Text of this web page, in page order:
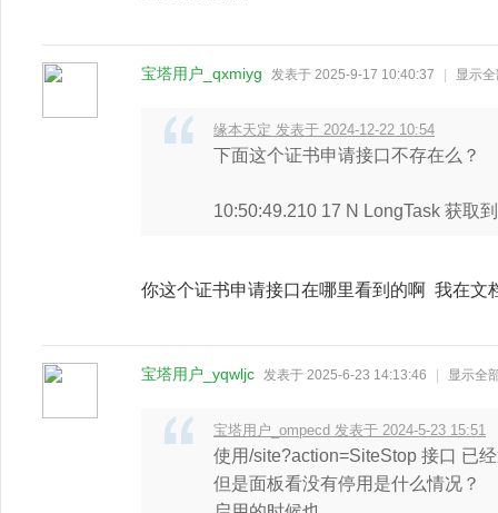
宝塔用户_qxmiyg 发表于 2025-9-17 10:40:37 显示
缘本天定 发表于 2024-12-22 10:54
下面这个证书申请接口不存在么？
10:50:49.210 17 N LongTask 获取
你这个证书申请接口在哪里看到的啊 我在文
宝塔用户_yqwljc 发表于 2025-6-23 14:13:46 显示全
宝塔用户_ompecd 发表于 2024-5-23 15:51
使用/site?action=SiteStop 接口 已
但是面板看没有停用是什么情况？